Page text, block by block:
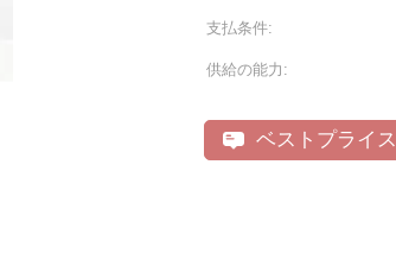
支払条件:
供給の能力:
ベストプライス